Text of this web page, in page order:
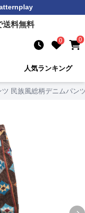
送料無料
0 0
人気ランキング
ツ 民族風総柄デニムパン